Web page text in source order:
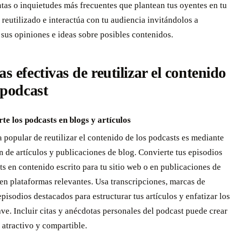
o inquietudes más frecuentes que plantean tus oyentes en tu
e interactúa con tu audiencia invitándolos a
opiniones e ideas sobre posibles contenidos.
efectivas de reutilizar el contenido
los podcasts en blogs y artículos
popular de reutilizar el contenido de los podcasts es mediante
de artículos y publicaciones de blog. Convierte tus episodios
en contenido escrito para tu sitio web o en publicaciones de
plataformas relevantes. Usa transcripciones, marcas de
destacados para estructurar tus artículos y enfatizar los
Incluir citas y anécdotas personales del podcast puede crear
y compartible.